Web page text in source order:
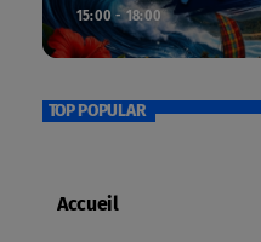
15:00 - 18:00
TOP POPULAR
Accueil